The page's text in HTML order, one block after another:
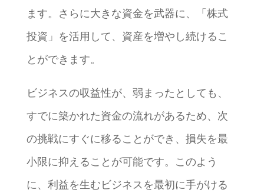
ます。さらに大きな資金を武器に、「株式
投資」を活用して、資産を増やし続けるこ
とができます。
ビジネスの収益性が、弱まったとしても、
すでに築かれた資金の流れがあるため、次
の挑戦にすぐに移ることができ、損失を最
小限に抑えることが可能です。このよう
に、利益を生むビジネスを最初に手がける